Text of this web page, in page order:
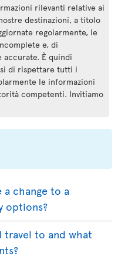
rilevanti relative ai
destinazioni, a titolo
regolarmente, le
e, di
accurate. È quindi
di rispettare tutti i
le informazioni
competenti. Invitiamo
change to a
options?
travel to and what